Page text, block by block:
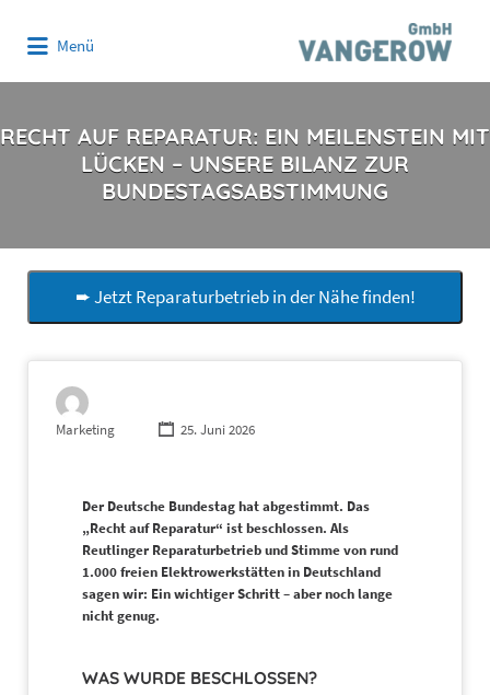
Menü
RECHT AUF REPARATUR: EIN MEILENSTEIN MIT
LÜCKEN – UNSERE BILANZ ZUR
BUNDESTAGSABSTIMMUNG
➨ Jetzt Reparaturbetrieb in der Nähe finden!
Marketing 25. Juni 2026
Der Deutsche Bundestag hat abgestimmt. Das
„Recht auf Reparatur“ ist beschlossen. Als
Reutlinger Reparaturbetrieb und Stimme von rund
1.000 freien Elektrowerkstätten in Deutschland
sagen wir: Ein wichtiger Schritt – aber noch lange
nicht genug.
WAS WURDE BESCHLOSSEN?